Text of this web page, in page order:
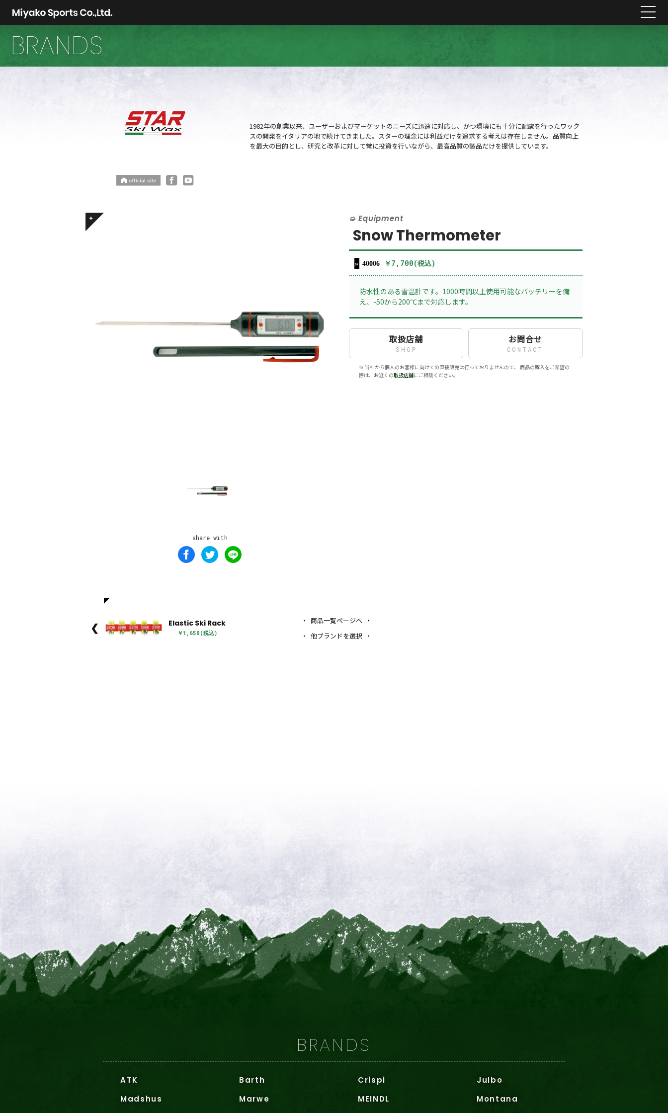
BRANDS
1982年の創業以来、ユーザーおよびマーケットのニーズに迅速に対応し、かつ環境にも十分に配慮を行ったワック
スの開発をイタリアの地で続けてきました。スターの理念には利益だけを追求する考えは存在しません。品質向上
を最大の目的とし、研究と改革に対して常に投資を行いながら、最高品質の製品だけを提供しています。
share with
Equipment
Snow Thermometer
40006 ￥7,700(税込)
防水性のある雪温計です。1000時間以上使用可能なバッテリーを備
え、-50から200℃まで対応します。
取扱店舗
SHOP
お問合せ
CONTACT
※ 当社から個人のお客様に向けての直接販売は行っておりませんので、 商品の購入をご希望の
際は、お近くの取扱店舗にご相談ください。
❮ Elastic Ski Rack
￥1,650(税込)
商品一覧ページへ
他ブランドを選択
BRANDS
ATK Barth Crispi
Julbo
Madshus
Marwe MEINDL
Montana